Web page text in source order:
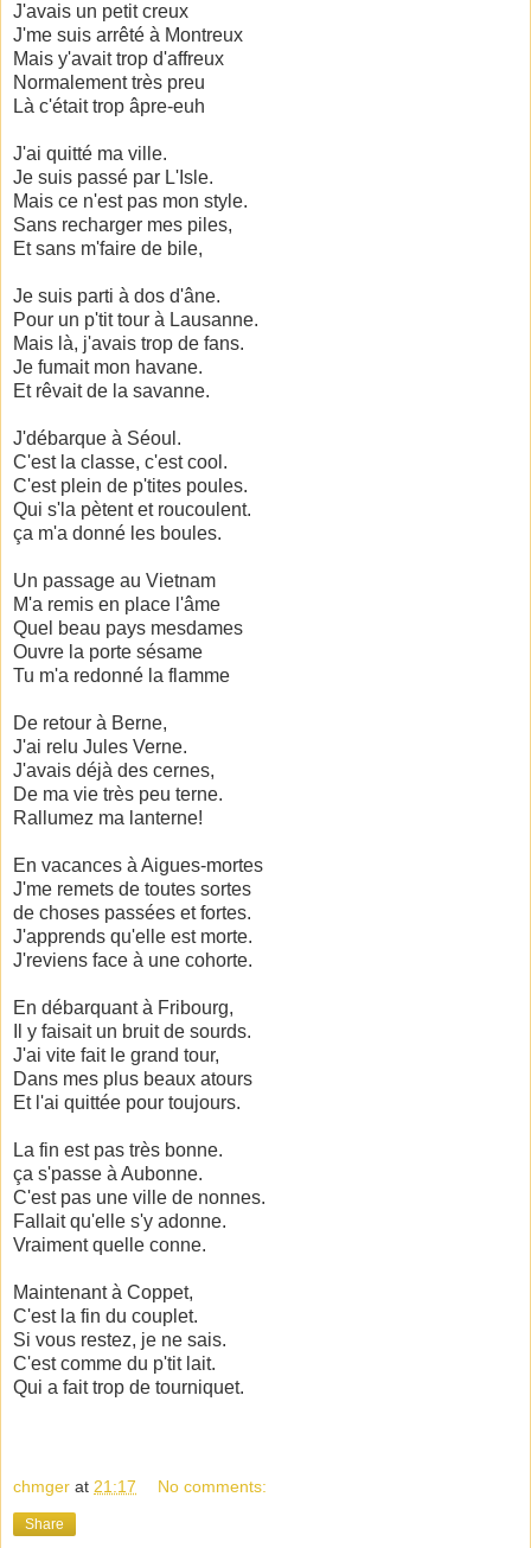
J'avais un petit creux
J'me suis arrêté à Montreux
Mais y'avait trop d'affreux
Normalement très preu
Là c'était trop âpre-euh
J'ai quitté ma ville.
Je suis passé par L'Isle.
Mais ce n'est pas mon style.
Sans recharger mes piles,
Et sans m'faire de bile,
Je suis parti à dos d'âne.
Pour un p'tit tour à Lausanne.
Mais là, j'avais trop de fans.
Je fumait mon havane.
Et rêvait de la savanne.
J'débarque à Séoul.
C'est la classe, c'est cool.
C'est plein de p'tites poules.
Qui s'la pètent et roucoulent.
ça m'a donné les boules.
Un passage au Vietnam
M'a remis en place l'âme
Quel beau pays mesdames
Ouvre la porte sésame
Tu m'a redonné la flamme
De retour à Berne,
J'ai relu Jules Verne.
J'avais déjà des cernes,
De ma vie très peu terne.
Rallumez ma lanterne!
En vacances à Aigues-mortes
J'me remets de toutes sortes
de choses passées et fortes.
J'apprends qu'elle est morte.
J'reviens face à une cohorte.
En débarquant à Fribourg,
Il y faisait un bruit de sourds.
J'ai vite fait le grand tour,
Dans mes plus beaux atours
Et l'ai quittée pour toujours.
La fin est pas très bonne.
ça s'passe à Aubonne.
C'est pas une ville de nonnes.
Fallait qu'elle s'y adonne.
Vraiment quelle conne.
Maintenant à Coppet,
C'est la fin du couplet.
Si vous restez, je ne sais.
C'est comme du p'tit lait.
Qui a fait trop de tourniquet.
chmger at 21:17 No comments:
Share